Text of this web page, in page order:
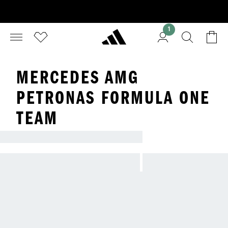
1
MERCEDES AMG
PETRONAS FORMULA ONE
TEAM